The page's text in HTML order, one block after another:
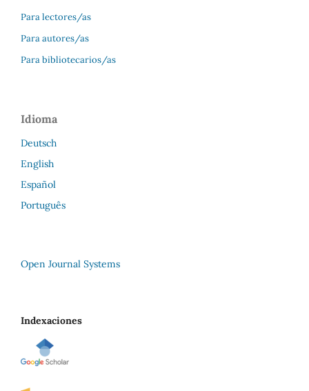
Para lectores/as
Para autores/as
Para bibliotecarios/as
Idioma
Deutsch
English
Español
Português
Open Journal Systems
Indexaciones